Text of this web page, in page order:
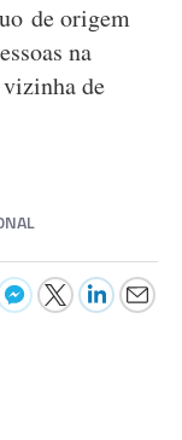
de origem
na
de